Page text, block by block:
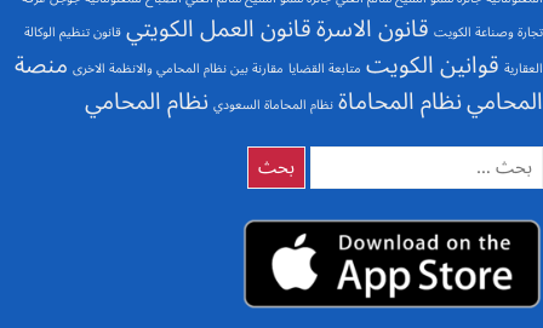
تجارة وصناعة الكويت قانون الاسرةقانون العمل الكويتيقانون تنظيم الوكالة
العقارية قوانين الكويت متابعة القضايا مقارنة بين نظام المحامي والانظمة الاخرى منصة
المحامينظام المحاماةنظام المحاماة السعودينظام المحامي
البحث
عن: